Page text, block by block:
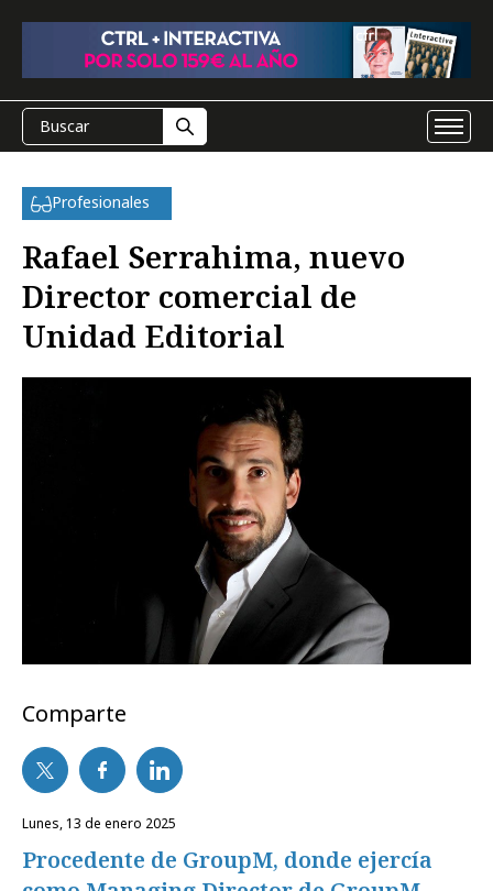
Profesionales
Rafael Serrahima, nuevo
Director comercial de
Unidad Editorial
Comparte
lunes, 13 de enero 2025
Procedente de GroupM, donde ejercía